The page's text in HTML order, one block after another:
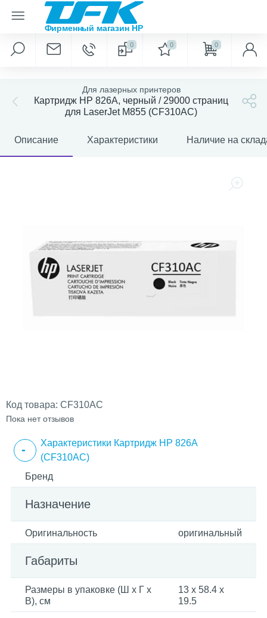
0 0 0
Для лазерных принтеров
Картридж HP 826A, черный / 29000 страниц
для LaserJet M855 (CF310AC)
Описание Характеристики Наличие на
Код товара: CF310AC
Пока нет отзывов
Характеристики Картридж HP 826A
(CF310AC)
Бренд
Назначение
Оригинальность оригинальный
Габариты
Размеры в упаковке (Ш x Г x
В), см
13 x 58.4 x
19.5